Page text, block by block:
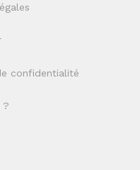
confidentialité
?